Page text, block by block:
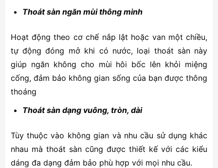
Thoát sàn ngăn mùi thông minh
Hoạt động theo cơ chế nắp lật hoặc van một chiều,
tự động đóng mở khi có nước, loại thoát sàn này
giúp ngăn không cho mùi hôi bốc lên khỏi miệng
cống, đảm bảo không gian sống của bạn được thông
thoáng
Thoát sàn dạng vuông, tròn, dài
Tùy thuộc vào không gian và nhu cầu sử dụng khác
nhau mà thoát sàn cũng được thiết kế với các kiểu
dáng đa dạng đảm bảo phù hợp với mọi nhu cầu.